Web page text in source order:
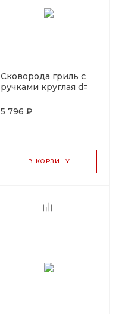
Сковорода гриль с
ручками круглая d=
5 796 ₽
В КОРЗИНУ